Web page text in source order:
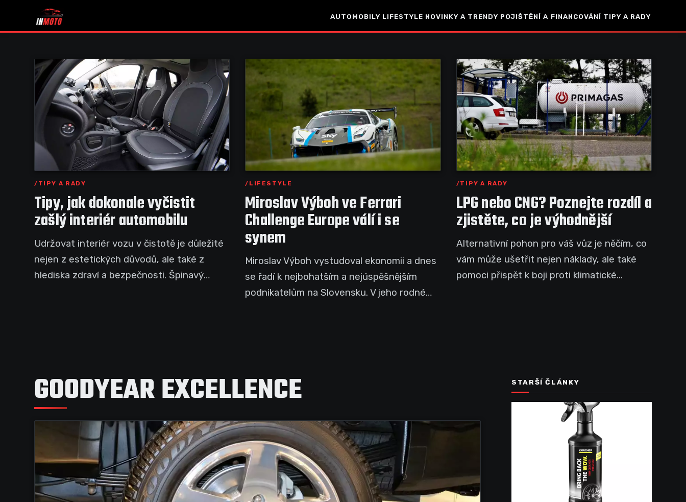
AUTOMOBILY LIFESTYLE NOVINKY A TRENDY POJIŠTĚNÍ A FINANCOVÁNÍ TIPY A RADY
Tipy, jak dokonale vyčistit
zašlý interiér automobilu
Udržovat interiér vozu v čistotě je důležité
nejen z estetických důvodů, ale také z
hlediska zdraví a bezpečnosti. Špinavý
TIPY A RADY
Miroslav Výboh ve Ferrari
Challenge Europe válí i se
synem
Miroslav Výboh vystudoval ekonomii a dnes
se řadí k nejbohatším a nejúspěšnějším
podnikatelům na Slovensku. V jeho rodné
LIFESTYLE
LPG nebo CNG? Poznejte rozdíl a
zjistěte, co je výhodnější
Alternativní pohon pro váš vůz je něčím, co
vám může ušetřit nejen náklady, ale také
pomoci přispět k boji proti klimatické...
TIPY A RADY
GOODYEAR EXCELLENCE STARŠÍ ČLÁNKY